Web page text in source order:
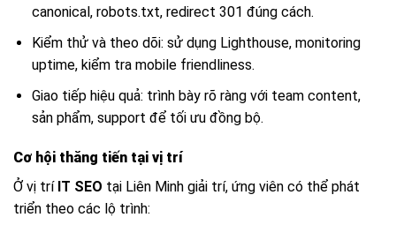
canonical, robots.txt, redirect 301 đúng cách.
Kiểm thử và theo dõi: sử dụng Lighthouse, monitoring
uptime, kiểm tra mobile friendliness.
Giao tiếp hiệu quả: trình bày rõ ràng với team content,
sản phẩm, support để tối ưu đồng bộ.
Cơ hội thăng tiến tại vị trí
Ở vị trí IT SEO tại Liên Minh giải trí, ứng viên có thể phát
triển theo các lộ trình: